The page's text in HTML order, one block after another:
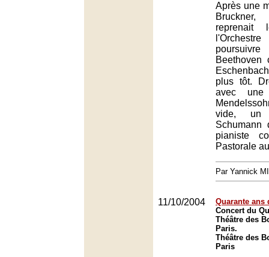
Après une
reprenait
Beethoven
plus tôt.
avec une
vide, un
Schumann
pianiste
Pastorale
Par Yannick
11/10/2004
Quarante ans
Concert du
Théâtre des
Paris.
Théâtre des
Paris